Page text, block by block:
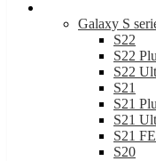
Galaxy S
S22
S22
S22
S21
S21
S21
S21 FE
S20